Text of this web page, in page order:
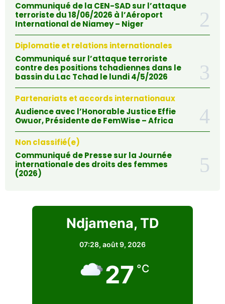
Communiqué de la CEN-SAD sur l’attaque
terroriste du 18/06/2026 à l’Aéroport
International de Niamey – Niger
Diplomatie et relations internationales
Communiqué sur l’attaque terroriste
contre des positions tchadiennes dans le
bassin du Lac Tchad le lundi 4/5/2026
Partenariats et accords internationaux
Audience avec l’Honorable Justice Effie
Owuor, Présidente de FemWise – Africa
Non classifié(e)
Communiqué de Presse sur la Journée
internationale des droits des femmes
(2026)
Ndjamena, TD
07:28, août 9, 2026
27 °C